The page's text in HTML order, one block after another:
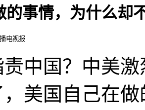
的事情，为什么却
电视报
中国？中美
美国自己在